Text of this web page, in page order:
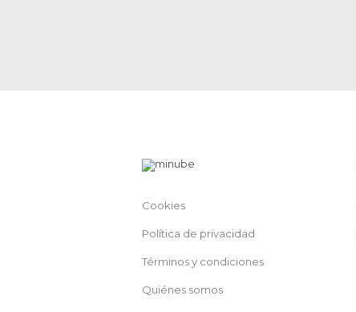
Cookies
Política de privacidad
Términos y condiciones
Quiénes somos